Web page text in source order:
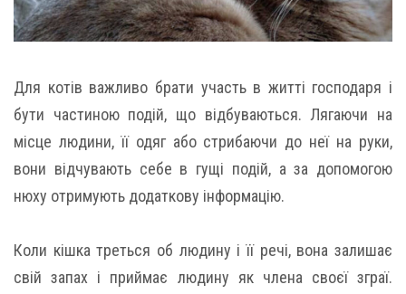
Для котів важливо брати участь в житті господаря і
бути частиною подій, що відбуваються. Лягаючи на
місце людини, її одяг або стрибаючи до неї на руки,
вони відчувають себе в гущі подій, а за допомогою
нюху отримують додаткову інформацію.
Коли кішка треться об людину і її речі, вона залишає
свій запах і приймає людину як члена своєї зграї.